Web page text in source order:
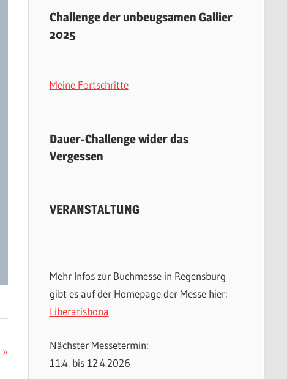
Challenge der unbeugsamen Gallier
2025
Meine Fortschritte
Dauer-Challenge wider das
Vergessen
VERANSTALTUNG
Mehr Infos zur Buchmesse in Regensburg
gibt es auf der Homepage der Messe hier:
Liberatisbona
Nächster Messetermin:
11.4. bis 12.4.2026